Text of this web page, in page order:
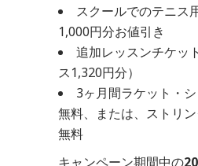
スクールでのテニス
1,000円分お値引き
追加レッスンチケッ
ス1,320円分）
3ヶ月間ラケット・
無料、または、ストリ
無料
キャンペーン期間中の